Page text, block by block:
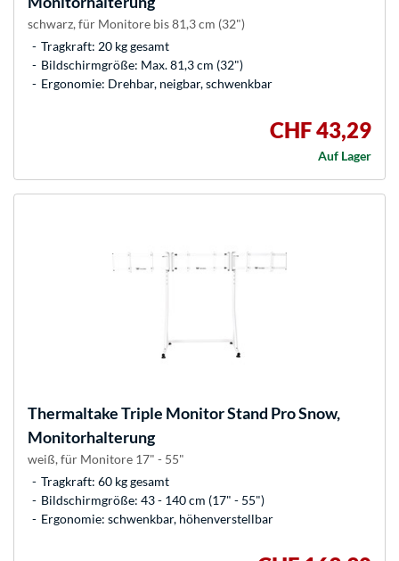
schwarz, für Monitore bis 81,3 cm (32")
Tragkraft: 20 kg gesamt
Bildschirmgröße: Max. 81,3 cm (32")
Ergonomie: Drehbar, neigbar, schwenkbar
CHF 43,29
Auf Lager
ThermaltakeTriple Monitor Stand Pro Snow,
Monitorhalterung
weiß, für Monitore 17" - 55"
Tragkraft: 60 kg gesamt
Bildschirmgröße: 43 - 140 cm (17" - 55")
Ergonomie: schwenkbar, höhenverstellbar